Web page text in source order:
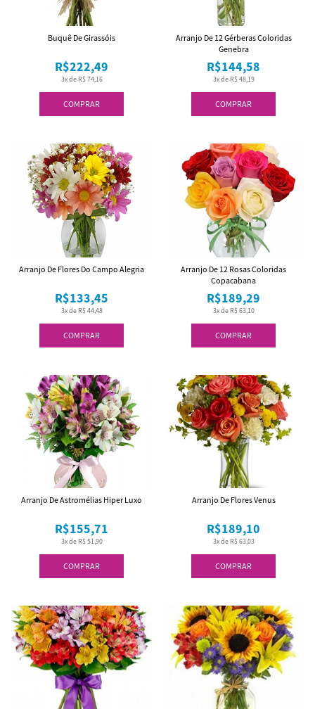
COMPRAR
3x de R$ 74,16
R$222,49
Buquê De Girassóis
COMPRAR
3x de R$ 48,19
R$144,58
Arranjo De 12 Gérberas Coloridas
Genebra
COMPRAR
3x de R$ 44,48
R$133,45
Arranjo De Flores Do Campo Alegria
COMPRAR
3x de R$ 63,10
R$189,29
Arranjo De 12 Rosas Coloridas
Copacabana
COMPRAR
3x de R$ 51,90
R$155,71
Arranjo De Astromélias Hiper Luxo
COMPRAR
3x de R$ 63,03
R$189,10
Arranjo De Flores Venus